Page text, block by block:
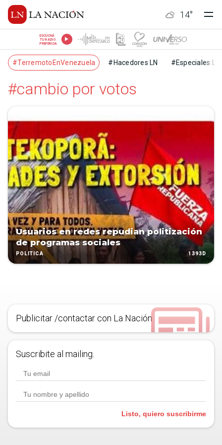
14°
ESCUCHÁ
TU RADIO
PREFERIDA
#TerremotoEnVenezuela #Hacedores LN #Especiales LN
#cambio por votos
Usuarios en redes repudian politización
de programas sociales
POLÍTICA 1393D
Publicitar /contactar con La Nación
Suscribite al mailing.
Listo, quiero suscribirme